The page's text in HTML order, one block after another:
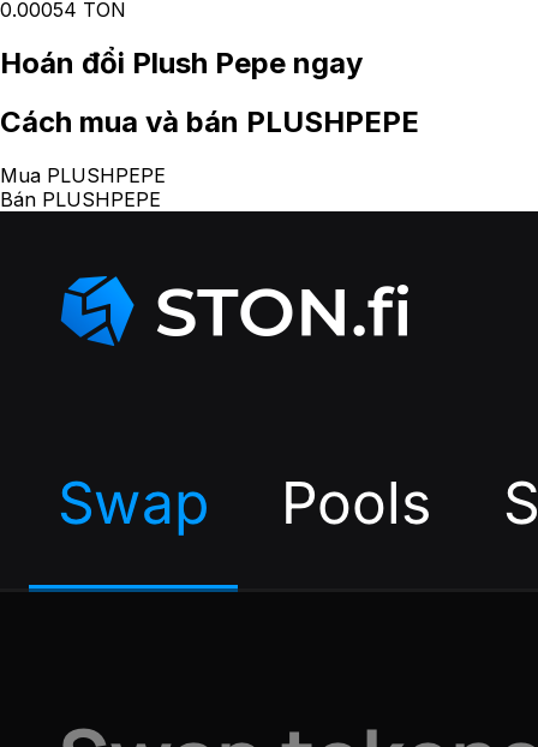
0.00054 TON
Hoán đổi Plush Pepe ngay
Cách mua và bán PLUSHPEPE
Mua PLUSHPEPE
Bán PLUSHPEPE